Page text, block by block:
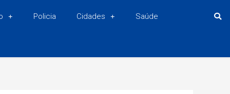
Policia Cidades Saúde